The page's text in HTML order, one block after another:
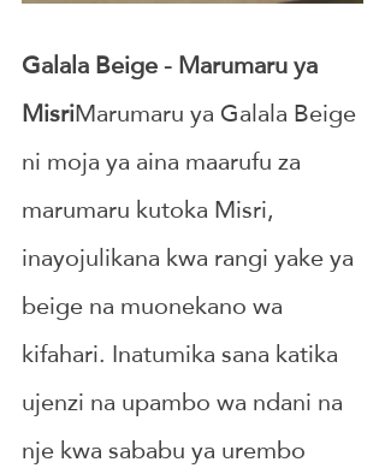
Galala Beige - Marumaru ya
MisriMarumaru ya Galala Beige
ni moja ya aina maarufu za
marumaru kutoka Misri,
inayojulikana kwa rangi yake ya
beige na muonekano wa
kifahari. Inatumika sana katika
ujenzi na upambo wa ndani na
nje kwa sababu ya urembo